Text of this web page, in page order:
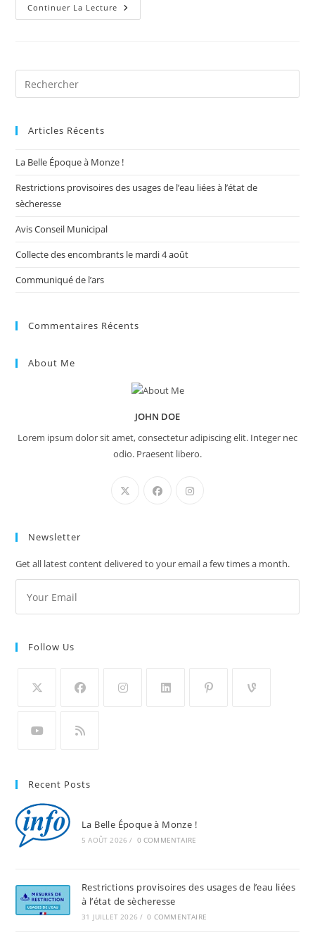
Continuer La Lecture Perfectionnement
En
Articles Récents
La Belle Époque à Monze !
Restrictions provisoires des usages de l’eau liées à l’état de
sècheresse
Avis Conseil Municipal
Collecte des encombrants le mardi 4 août
Communiqué de l’ars
Commentaires Récents
About Me
JOHN DOE
Lorem ipsum dolor sit amet, consectetur adipiscing elit. Integer nec
odio. Praesent libero.
Newsletter
Get all latest content delivered to your email a few times a month.
Follow Us
Recent Posts
La Belle Époque à Monze !
5 AOÛT 2026 / 0 COMMENTAIRE
Restrictions provisoires des usages de l’eau liées
à l’état de sècheresse
31 JUILLET 2026 / 0 COMMENTAIRE